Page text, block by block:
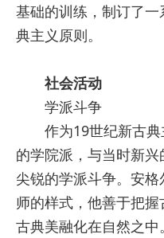
基础的训练，制订了
典主义原则。
社会活动
学派斗争
作为19世纪新古典
的学院派，与当时新
尖锐的学派斗争。安
师的样式，他善于把
古典美融化在自然之